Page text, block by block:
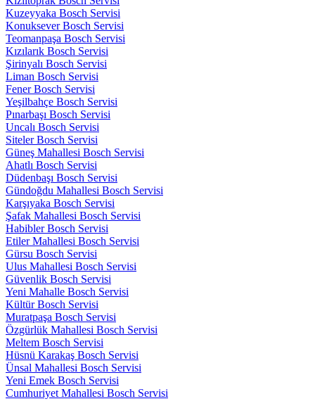
Kuzeyyaka Bosch Servisi
Konuksever Bosch Servisi
Teomanpaşa Bosch Servisi
Kızılarık Bosch Servisi
Şirinyalı Bosch Servisi
Liman Bosch Servisi
Fener Bosch Servisi
Yeşilbahçe Bosch Servisi
Pınarbaşı Bosch Servisi
Uncalı Bosch Servisi
Siteler Bosch Servisi
Güneş Mahallesi Bosch Servisi
Ahatlı Bosch Servisi
Düdenbaşı Bosch Servisi
Gündoğdu Mahallesi Bosch Servisi
Karşıyaka Bosch Servisi
Şafak Mahallesi Bosch Servisi
Habibler Bosch Servisi
Etiler Mahallesi Bosch Servisi
Gürsu Bosch Servisi
Ulus Mahallesi Bosch Servisi
Güvenlik Bosch Servisi
Yeni Mahalle Bosch Servisi
Kültür Bosch Servisi
Muratpaşa Bosch Servisi
Özgürlük Mahallesi Bosch Servisi
Meltem Bosch Servisi
Hüsnü Karakaş Bosch Servisi
Ünsal Mahallesi Bosch Servisi
Yeni Emek Bosch Servisi
Cumhuriyet Mahallesi Bosch Servisi